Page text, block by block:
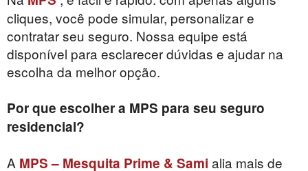
cliques, você pode simular, personalizar e
contratar seu seguro. Nossa equipe está
disponível para esclarecer dúvidas e ajudar na
escolha da melhor opção.
Por que escolher a MPS para seu seguro
residencial?
A MPS – Mesquita Prime & Sami alia mais de